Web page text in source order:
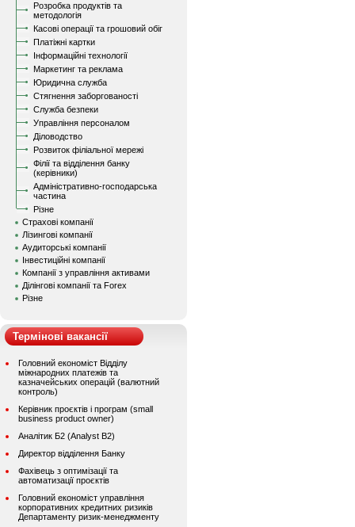
Розробка продуктів та
методологія
Касові операції та грошовий обіг
Платіжні картки
Інформаційні технології
Маркетинг та реклама
Юридична служба
Стягнення заборгованості
Служба безпеки
Управління персоналом
Діловодство
Розвиток філіальної мережі
Філії та відділення банку
(керівники)
Адміністративно-господарська
частина
Різне
Страхові компанії
Лізингові компанії
Аудиторські компанії
Інвестиційні компанії
Компанії з управління активами
Ділінгові компанії та Forex
Різне
Термінові вакансії
Головний економіст Відділу
міжнародних платежів та
казначейських операцій (валютний
контроль)
Керівник проєктів і програм (small
business product owner)
Аналітик Б2 (Analyst B2)
Директор відділення Банку
Фахівець з оптимізації та
автоматизації проєктів
Головний економіст управління
корпоративних кредитних ризиків
Департаменту ризик-менеджменту